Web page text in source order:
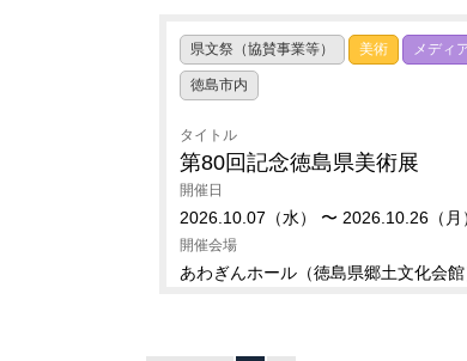
県文祭（協賛事業等） 美術 メディ
徳島市内
タイトル
第80回記念徳島県美術展
開催日
2026.10.07（水） 〜 2026.10.26（月
開催会場
あわぎんホール（徳島県郷土文化会館